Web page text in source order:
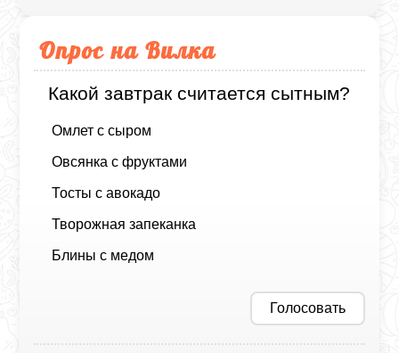
Опрос на Вилка
Какой завтрак считается сытным?
Омлет с сыром
Овсянка с фруктами
Тосты с авокадо
Творожная запеканка
Блины с медом
Голосовать